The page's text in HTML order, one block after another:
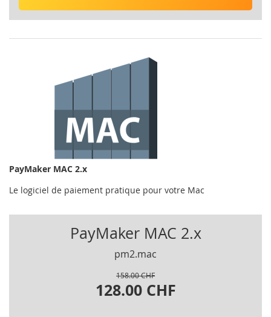
PayMaker MAC 2.x
Le logiciel de paiement pratique pour votre Mac
PayMaker MAC 2.x
pm2.mac
158.00 CHF
128.00 CHF